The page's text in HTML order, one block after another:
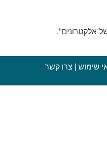
אלקטרונים".
שימוש צרו קשר